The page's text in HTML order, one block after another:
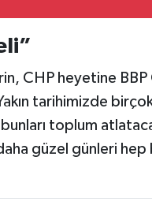
CHP heyetine BBP
tarihimizde
toplum
güzel günleri